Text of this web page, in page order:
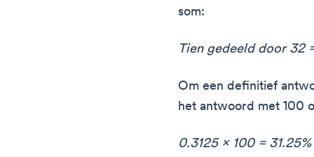
som:
Tien gedeeld door 32
Om een definitief
het antwoord met 100
0.3125 x 100 = 31.25%